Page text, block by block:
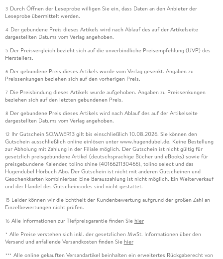
3 Durch Öffnen der Leseprobe willigen Sie ein, dass Daten an den Anbieter der
Leseprobe übermittelt werden.
4 Der gebundene Preis dieses Artikels wird nach Ablauf des auf der Artikelseite
dargestellten Datums vom Verlag angehoben.
5 Der Preisvergleich bezieht sich auf die unverbindliche Preisempfehlung (UVP) des
Herstellers.
6 Der gebundene Preis dieses Artikels wurde vom Verlag gesenkt. Angaben zu
Preissenkungen beziehen sich auf den vorherigen Preis.
7 Die Preisbindung dieses Artikels wurde aufgehoben. Angaben zu Preissenkungen
beziehen sich auf den letzten gebundenen Preis.
8 Der gebundene Preis dieses Artikels wird nach Ablauf des auf der Artikelseite
dargestellten Datums vom Verlag angehoben.
12 Ihr Gutschein SOMMER13 gilt bis einschließlich 10.08.2026. Sie können den
Gutschein ausschließlich online einlösen unter www.hugendubel.de. Keine Bestellung
zur Abholung mit Zahlung in der Filiale möglich. Der Gutschein ist nicht gültig für
gesetzlich preisgebundene Artikel (deutschsprachige Bücher und eBooks) sowie für
preisgebundene Kalender, tolino shine (4016621130466), tolino select und das
Hugendubel Hörbuch Abo. Der Gutschein ist nicht mit anderen Gutscheinen und
Geschenkkarten kombinierbar. Eine Barauszahlung ist nicht möglich. Ein Weiterverkauf
und der Handel des Gutscheincodes sind nicht gestattet.
15 Leider können wir die Echtheit der Kundenbewertung aufgrund der großen Zahl an
Einzelbewertungen nicht prüfen.
16 Alle Informationen zur Tiefpreisgarantie finden Sie hier
* Alle Preise verstehen sich inkl. der gesetzlichen MwSt. Informationen über den
Versand und anfallende Versandkosten finden Sie hier
*** Alle online gekauften Versandartikel beinhalten ein erweitertes Rückgaberecht von